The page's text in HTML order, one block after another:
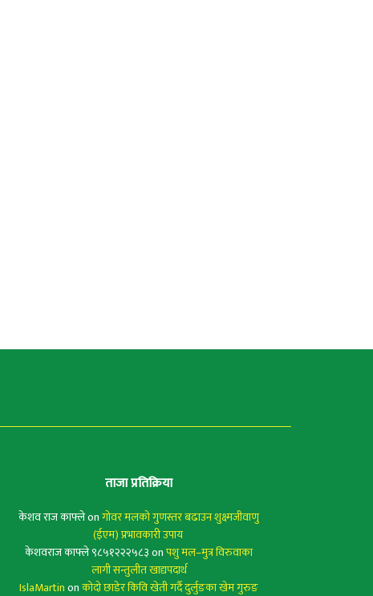
ताजा प्रतिक्रिया
केशव राज काफ्लेonगोवर मलको गुणस्तर बढाउन शुक्ष्मजीवाणु
(ईएम) प्रभावकारी उपाय
केशवराज काफ्ले ९८५१२२२५८३onपशु मल–मुत्र विरुवाका
लागी सन्तुलीत खाद्यपदार्थ
IslaMartinonकोदो छाडेर किवि खेती गर्दै दुर्लुङका खेम गुरुङ